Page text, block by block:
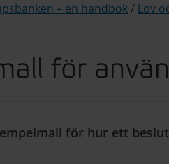
– en handbok/ Lov
för
för hur ett